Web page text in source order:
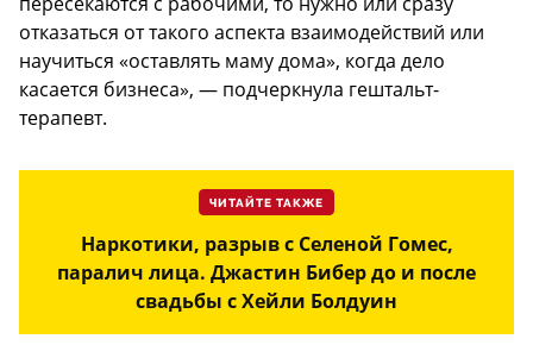
отказаться от такого аспекта взаимодействий или
научиться «оставлять маму дома», когда дело
касается бизнеса», — подчеркнула гештальт-
терапевт.
ЧИТАЙТЕ ТАКЖЕ
Наркотики, разрыв с Селеной Гомес,
паралич лица. Джастин Бибер до и после
свадьбы с Хейли Болдуин